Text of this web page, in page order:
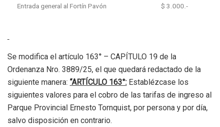
Entrada general al Fortín Pavón
$ 3.000.-
Se modifica el artículo 163° – CAPÍTULO 19 de la
Ordenanza Nro. 3889/25, el que quedará redactado de la
siguiente manera: “ARTÍCULO 163°: Establézcase los
siguientes valores para el cobro de las tarifas de ingreso al
Parque Provincial Ernesto Tornquist, por persona y por día,
salvo disposición en contrario.